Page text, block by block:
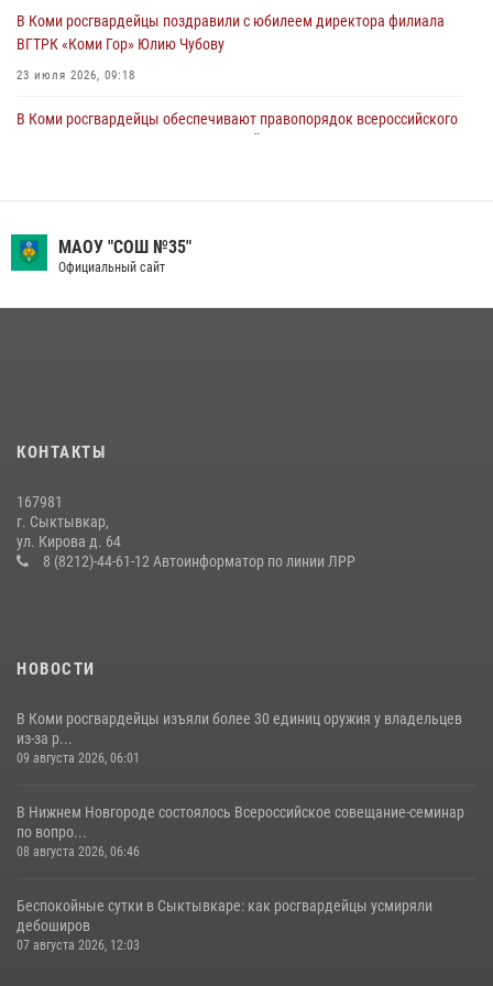
В Коми росгвардейцы поздравили с юбилеем директора филиала
ВГТРК «Коми Гор» Юлию Чубову
23 июля 2026, 09:18
В Коми росгвардейцы обеспечивают правопорядок всероссийского
военнослужащих по призыву в Центре подготовки личного состава
Росгвардии
оружия
В Сыктывкаре росгвардейцы приняли участие в молебне в рамках
Дня Крещения Руси и Дня святого равноапостольного князя
МАОУ "СОШ №35"
Официальный сайт
КОНТАКТЫ
167981
г. Сыктывкар,
ул. Кирова д. 64
8 (8212)-44-61-12 Автоинформатор по линии ЛРР
НОВОСТИ
В Коми росгвардейцы изъяли более 30 единиц оружия у владельцев
из-за р...
09 августа 2026, 06:01
В Нижнем Новгороде состоялось Всероссийское совещание-семинар
по вопро...
08 августа 2026, 06:46
Беспокойные сутки в Сыктывкаре: как росгвардейцы усмиряли
дебоширов
07 августа 2026, 12:03